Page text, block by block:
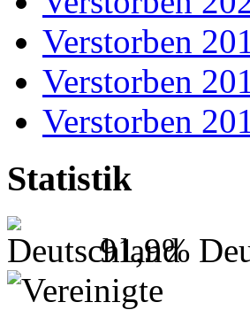
Verstorben
Verstorben
Verstorben
Statistik
91,9%